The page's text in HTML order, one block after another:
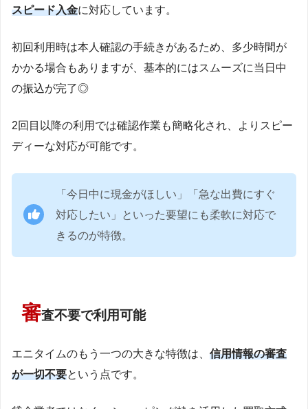
スピード入金に対応しています。
初回利用時は本人確認の手続きがあるため、多少時間が
かかる場合もありますが、基本的にはスムーズに当日中
の振込が完了◎
2回目以降の利用では確認作業も簡略化され、よりスピー
ディーな対応が可能です。
「今日中に現金がほしい」「急な出費にすぐ
対応したい」といった要望にも柔軟に対応で
きるのが特徴。
審査不要で利用可能
エニタイムのもう一つの大きな特徴は、 信用情報の審査
が一切不要という点です。